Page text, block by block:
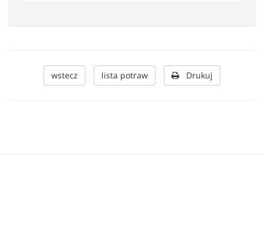
wstecz lista potraw Drukuj